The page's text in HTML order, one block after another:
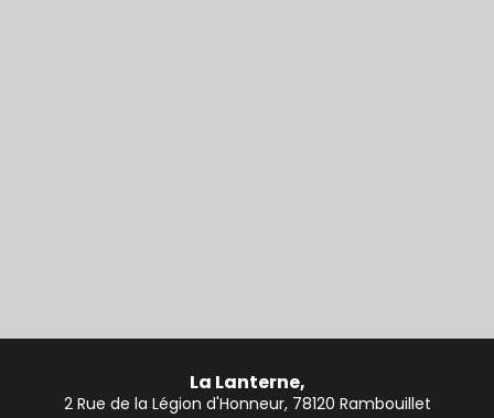
La Lanterne,
2 Rue de la Légion d'Honneur, 78120 Rambouillet